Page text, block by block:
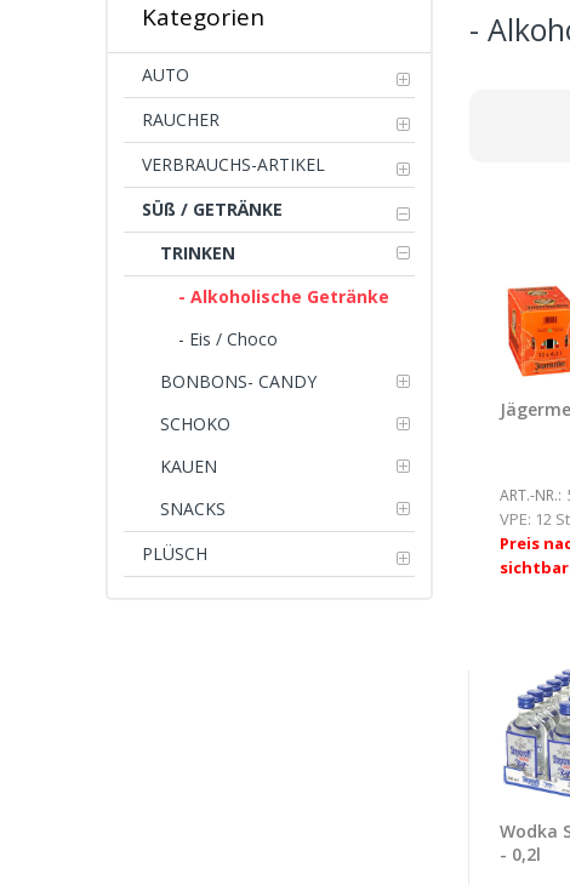
-
ART.-NR.:
VPE: 12 St
Preis
Wodka
- 0,2l
Kategorien
AUTO
RAUCHER
VERBRAUCHS-ARTIKEL
SÜß / GETRÄNKE
TRINKEN
- Alkoholische Getränke
- Eis / Choco
BONBONS- CANDY
SCHOKO
KAUEN
SNACKS
PLÜSCH